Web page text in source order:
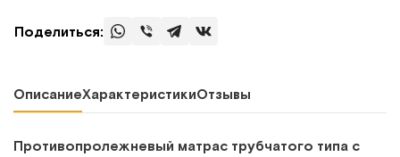
Поделиться:
ОписаниеХарактеристикиОтзывы
Противопролежневый матрас трубчатого типа с